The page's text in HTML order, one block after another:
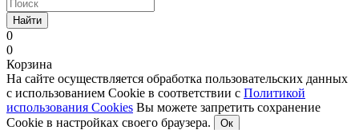
Найти
0
0
Корзина
На сайте осуществляется обработка пользовательских данных
с использованием Cookie в соответствии с Политикой
использования Cookies Вы можете запретить сохранение
Cookie в настройках своего браузера.
Ок